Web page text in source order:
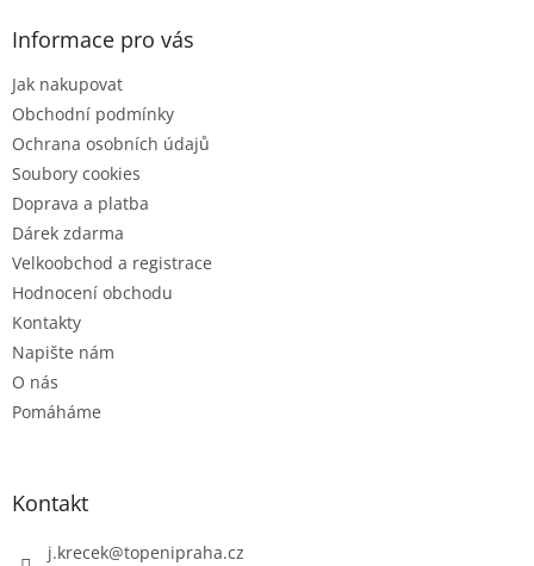
Informace pro vás
Jak nakupovat
Obchodní podmínky
Ochrana osobních údajů
Soubory cookies
Doprava a platba
Dárek zdarma
Velkoobchod a registrace
Hodnocení obchodu
Kontakty
Napište nám
O nás
Pomáháme
Kontakt
j.krecek@topenipraha.cz